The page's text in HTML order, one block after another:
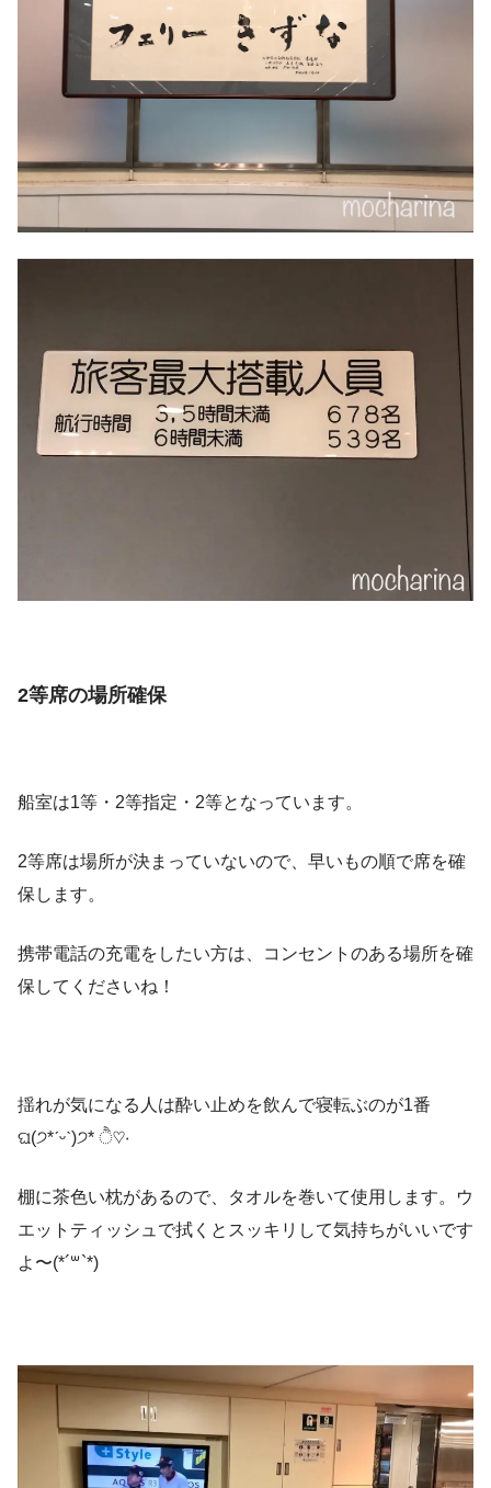
2等席の場所確保
船室は1等・2等指定・2等となっています。
2等席は場所が決まっていないので、早いもの順で席を確
保します。
携帯電話の充電をしたい方は、コンセントのある場所を確
保してくださいね！
揺れが気になる人は酔い止めを飲んで寝転ぶのが1番
ଘ(੭*ˊᵕˋ)੭* ੈ♡‧
棚に茶色い枕があるので、タオルを巻いて使用します。ウ
エットティッシュで拭くとスッキリして気持ちがいいです
よ〜(*´꒳`*)